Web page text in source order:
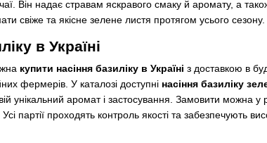
Він надає стравам яскравого смаку й аромату, а
свіже та якісне зелене листя протягом усього сезону.
в Україні
купити насіння базиліку в Україні з доставкою в
фермерів. У каталозі доступні насіння базиліку
унікальний аромат і застосування. Замовити можна у
партії проходять контроль якості та забезпечують